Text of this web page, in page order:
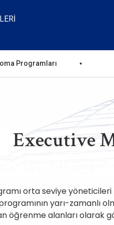
Programları
Executive
orta seviye
yarı-zamanlı
öğrenme alanları olarak